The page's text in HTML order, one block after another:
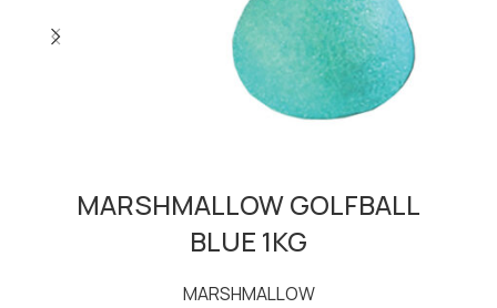
ΜΑRSHMALLOW GOLFBALL
BLUE 1KG
ΜARSHMALLOW